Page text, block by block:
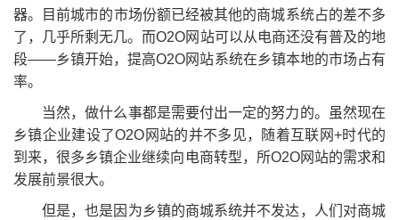
器。目前城市的市场份额已经被其他的商城系统占的差不多
了，几乎所剩无几。而O2O网站可以从电商还没有普及的地
段——乡镇开始，提高O2O网站系统在乡镇本地的市场占有
率。
当然，做什么事都是需要付出一定的努力的。虽然现在
乡镇企业建设了O2O网站的并不多见，随着互联网+时代的
到来，很多乡镇企业继续向电商转型，所O2O网站的需求和
发展前景很大。
但是，也是因为乡镇的商城系统并不发达，人们对商城